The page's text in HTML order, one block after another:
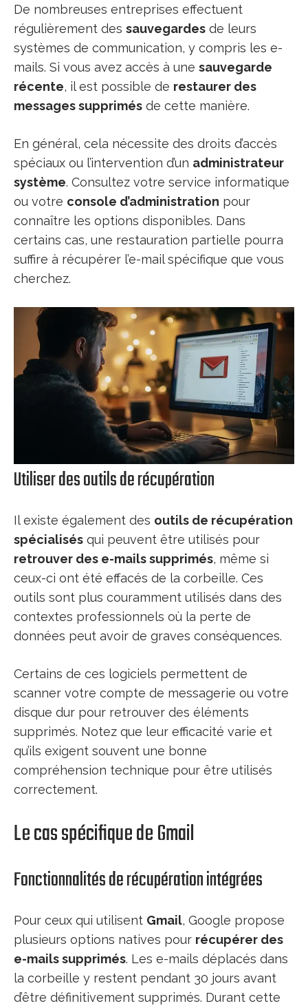
De nombreuses entreprises effectuent
régulièrement des sauvegardes de leurs
systèmes de communication, y compris les e-
mails. Si vous avez accès à une sauvegarde
récente, il est possible de restaurer des
messages supprimés de cette manière.
En général, cela nécessite des droits d’accès
spéciaux ou l’intervention d’un administrateur
système. Consultez votre service informatique
ou votre console d’administration pour
connaître les options disponibles. Dans
certains cas, une restauration partielle pourra
suffire à récupérer l’e-mail spécifique que vous
cherchez.
Utiliser des outils de récupération
Il existe également des outils de récupération
spécialisés qui peuvent être utilisés pour
retrouver des e-mails supprimés, même si
ceux-ci ont été effacés de la corbeille. Ces
outils sont plus couramment utilisés dans des
contextes professionnels où la perte de
données peut avoir de graves conséquences.
Certains de ces logiciels permettent de
scanner votre compte de messagerie ou votre
disque dur pour retrouver des éléments
supprimés. Notez que leur efficacité varie et
qu’ils exigent souvent une bonne
compréhension technique pour être utilisés
correctement.
Le cas spécifique de Gmail
Fonctionnalités de récupération intégrées
Pour ceux qui utilisent Gmail, Google propose
plusieurs options natives pour récupérer des
e-mails supprimés. Les e-mails déplacés dans
la corbeille y restent pendant 30 jours avant
d’être définitivement supprimés. Durant cette